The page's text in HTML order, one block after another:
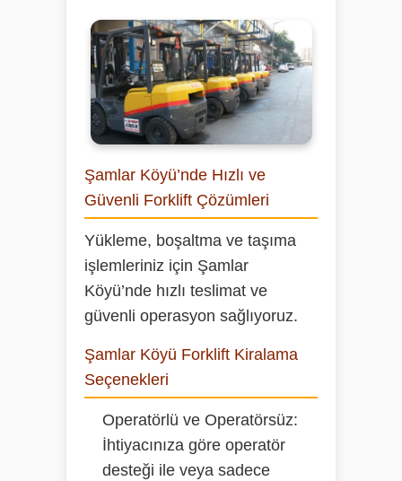
Şamlar Köyü’nde Hızlı ve
Güvenli Forklift Çözümleri
Yükleme, boşaltma ve taşıma
işlemleriniz için Şamlar
Köyü’nde hızlı teslimat ve
güvenli operasyon sağlıyoruz.
Şamlar Köyü Forklift Kiralama
Seçenekleri
Operatörlü ve Operatörsüz:
İhtiyacınıza göre operatör
desteği ile veya sadece